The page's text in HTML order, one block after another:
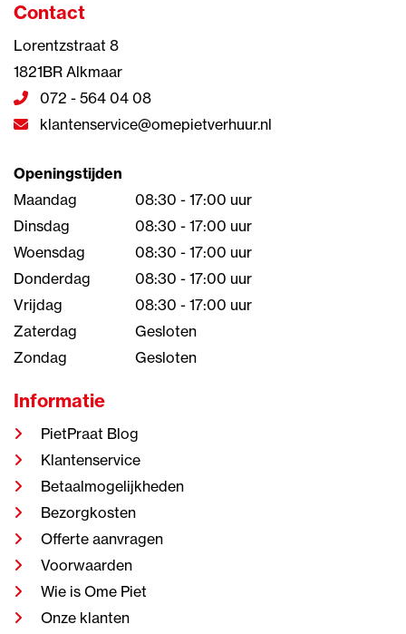
Contact
Lorentzstraat 8
1821BR Alkmaar
072 - 564 04 08
klantenservice@omepietverhuur.nl
Openingstijden
Maandag
08:30 - 17:00 uur
Dinsdag
08:30 - 17:00 uur
Woensdag
08:30 - 17:00 uur
Donderdag
08:30 - 17:00 uur
Vrijdag
08:30 - 17:00 uur
Zaterdag
Gesloten
Zondag
Gesloten
Informatie
PietPraat Blog
Klantenservice
Betaalmogelijkheden
Bezorgkosten
Offerte aanvragen
Voorwaarden
Wie is Ome Piet
Onze klanten